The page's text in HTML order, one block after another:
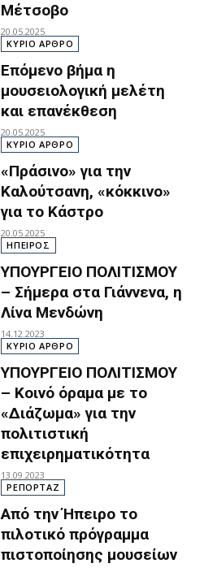
Μέτσοβο
20.05.2025
ΚΥΡΙΟ ΑΡΘΡΟ
Επόμενο βήμα η
μουσειολογική μελέτη
και επανέκθεση
20.05.2025
ΚΥΡΙΟ ΑΡΘΡΟ
«Πράσινο» για την
Καλούτσανη, «κόκκινο»
για το Κάστρο
20.05.2025
ΗΠΕΙΡΟΣ
ΥΠΟΥΡΓΕΙΟ ΠΟΛΙΤΙΣΜΟΥ
– Σήμερα στα Γιάννενα, η
Λίνα Μενδώνη
14.12.2023
ΚΥΡΙΟ ΑΡΘΡΟ
ΥΠΟΥΡΓΕΙΟ ΠΟΛΙΤΙΣΜΟΥ
– Κοινό όραμα με το
«Διάζωμα» για την
πολιτιστική
επιχειρηματικότητα
13.09.2023
ΡΕΠΟΡΤΑΖ
Από την Ήπειρο το
πιλοτικό πρόγραμμα
πιστοποίησης μουσείων